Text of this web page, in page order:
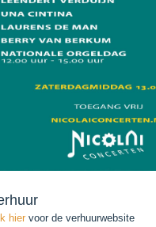
hiervoor de verhuurwebsite